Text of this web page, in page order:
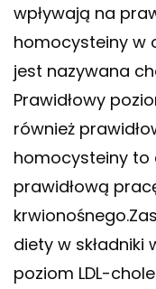
wpływają na
homocysteiny w
jest nazywana
Prawidłowy
również
homocysteiny to
prawidłową
diety w składniki
poziom LDL-